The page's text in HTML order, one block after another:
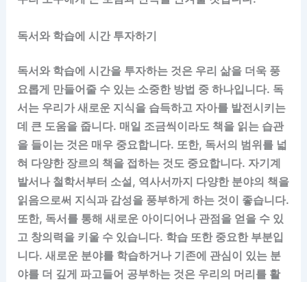
독서와 학습에 시간 투자하기
독서와 학습에 시간을 투자하는 것은 우리 삶을 더욱 풍
요롭게 만들어줄 수 있는 소중한 방법 중 하나입니다. 독
서는 우리가 새로운 지식을 습득하고 자아를 발전시키는
데 큰 도움을 줍니다. 매일 조금씩이라도 책을 읽는 습관
을 들이는 것은 매우 중요합니다. 또한, 독서의 범위를 넓
혀 다양한 장르의 책을 접하는 것도 중요합니다. 자기계
발서나 철학서부터 소설, 역사서까지 다양한 분야의 책을
읽음으로써 지식과 감성을 풍부하게 하는 것이 좋습니다.
또한, 독서를 통해 새로운 아이디어나 관점을 얻을 수 있
고 창의력을 키울 수 있습니다. 학습 또한 중요한 부분입
니다. 새로운 분야를 학습하거나 기존에 관심이 있는 분
야를 더 깊게 파고들어 공부하는 것은 우리의 머리를 활